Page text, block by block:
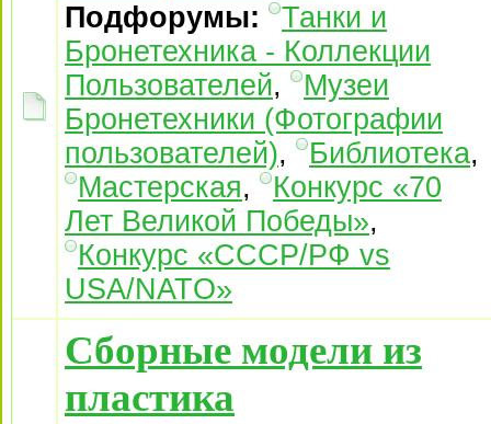
Подфорумы:
Танки и
Бронетехника - Коллекции
Пользователей,
Музеи
Бронетехники (Фотографии
пользователей), Библиотека,
Мастерская,
Конкурс «70
Лет Великой Победы»,
Конкурс «СССР/РФ vs
USA/NATO»
Сборные модели из
пластика